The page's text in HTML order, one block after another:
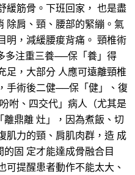
緩筋骨。下班回家， 也是盡
除肩、頸、腰部的緊繃。氣
明，減緩腰痠背痛。 頸椎術
多注重三養──保「養」得
足，大部分 人應可遠離頸椎
手術後二健──保「健」、復
咐、四交代」病人（尤其是
鼎離 灶」，因為煮飯、切
肌力的頸、肩肌肉群，造 成
固 定才能達成骨融合目
可提醒患者動作不能太大、